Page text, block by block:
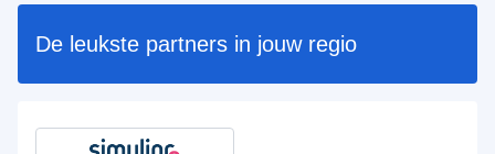
De leukste partners in jouw regio